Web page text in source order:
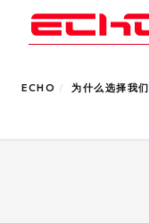
ECHO / 为什么选择我们